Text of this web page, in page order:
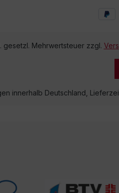
gesetzl. Mehrwertsteuer zzgl.
innerhalb Deutschland,